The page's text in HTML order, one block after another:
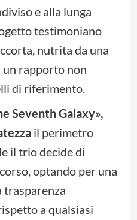
e alla lunga
testimoniano
nutrita da una
un rapporto non
di riferimento.
Seventh Galaxy»,
il perimetro
il trio decide di
optando per una
trasparenza
a qualsiasi